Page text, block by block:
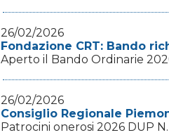
26/02/2026
Fondazione CRT: Bando
Aperto il Bando Ordinarie
26/02/2026
Consiglio Regionale
Patrocini onerosi 2026 DUP